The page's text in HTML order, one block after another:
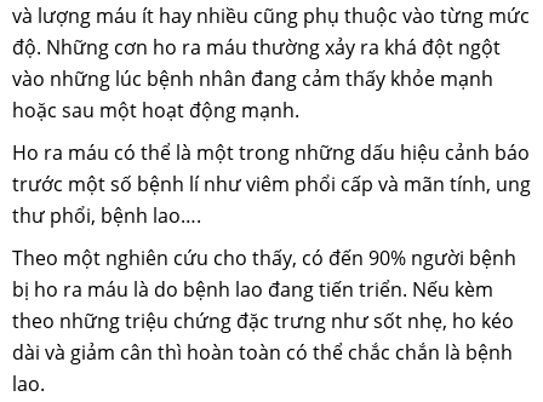
và lượng máu ít hay nhiều cũng phụ thuộc vào từng mức
độ. Những cơn ho ra máu thường xảy ra khá đột ngột
vào những lúc bệnh nhân đang cảm thấy khỏe mạnh
hoặc sau một hoạt động mạnh.
Ho ra máu có thể là một trong những dấu hiệu cảnh báo
trước một số bệnh lí như viêm phổi cấp và mãn tính, ung
thư phổi, bệnh lao….
Theo một nghiên cứu cho thấy, có đến 90% người bệnh
bị ho ra máu là do bệnh lao đang tiến triển. Nếu kèm
theo những triệu chứng đặc trưng như sốt nhẹ, ho kéo
dài và giảm cân thì hoàn toàn có thể chắc chắn là bệnh
lao.